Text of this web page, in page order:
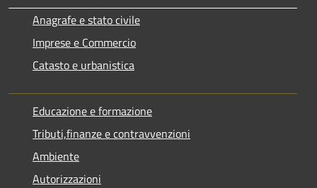
Anagrafe e stato civile
Imprese e Commercio
Catasto e urbanistica
Educazione e formazione
Tributi,finanze e contravvenzioni
Ambiente
Autorizzazioni